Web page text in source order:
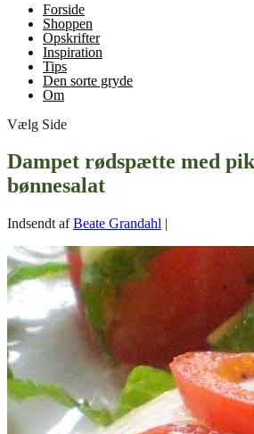
Forside
Shoppen
Opskrifter
Inspiration
Tips
Den sorte gryde
Om
Vælg Side
Dampet rødspætte med
bønnesalat
Indsendt afBeate Grandahl |